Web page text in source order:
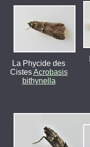
La Phycide des
CistesAcrobasis
bithynella